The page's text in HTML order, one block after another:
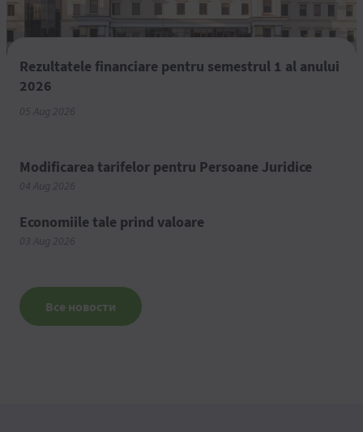
Rezultatele financiare pentru semestrul 1 al anului
2026
05 Aug 2026
Modificarea tarifelor pentru Persoane Juridice
04 Aug 2026
Economiile tale prind valoare
03 Aug 2026
Все новости